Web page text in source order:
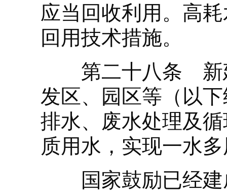
应当回收利用。高
回用技术措施。
第二十八条 新建
发区、园区等（以
排水、废水处理及
质用水，实现一水
国家鼓励已经建